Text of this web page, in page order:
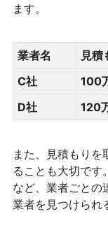
ます。
業者名 見積
C社
100
D社
120
また、見積もりを
ることも大切です
など、業者ごとの
業者を見つけられ